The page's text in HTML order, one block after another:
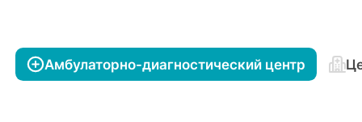
Амбулаторно-диагностический центр